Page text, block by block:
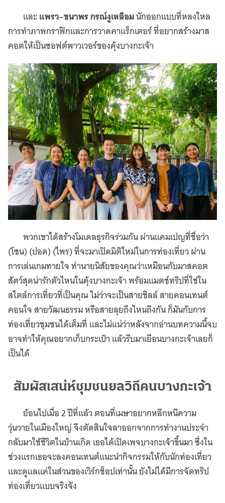
และแพรว–ชนาพร กรณ์งูเหลือมนักออกแบบที่หลงใหล
การทำภาพกราฟิกและการวาดคาแร็กเตอร์ ที่อยากสร้างมาส
คอตให้เป็นซอฟต์พาวเวอร์ของคุ้งบางกะเจ้า
พวกเขาได้สร้างโมเดลธุรกิจร่วมกัน ผ่านแคมเปญที่ชื่อว่า
(โซน) (ปอด) (ไพร) ที่จะมาเปิดมิติใหม่ในการท่องเที่ยว ผ่าน
การเล่นเกมทายใจ ทำนายนิสัยของคุณว่าเหมือนกับมาสคอต
สัตว์สุดน่ารักตัวไหนในคุ้งบางกะเจ้า พร้อมแมตช์ทริปที่ใช่ใน
สไตล์การเที่ยวที่เป็นคุณ ไม่ว่าจะเป็นสายชิลล์ สายคอนเทนต์
คอนใจ สายวัฒนธรรม หรือสายลุยถึงไหนถึงกัน ก็มันกับการ
ท่องเที่ยวชุมชนได้เต็มที่ และไม่แน่ว่าหลังจากอ่านบทความนี้จบ
อาจทำให้คุณอยากเก็บกระเป๋า แล้วรีบมาเยือนบางกะเจ้าเลยก็
เป็นได้
สัมผัสเสน่ห์ชุมชนยลวิถีคนบางกะเจ้า
ย้อนไปเมื่อ 2 ปีที่แล้ว ตอนที่เมษาอยากหลีกหนีความ
วุ่นวายในเมืองใหญ่ จึงตัดสินใจลาออกจากการทำงานประจำ
กลับมาใช้ชีวิตในบ้านเกิด เธอได้เปิดเพจบางกะเจ้าขึ้นมา ซึ่งใน
ช่วงแรกเธอจะลงคอนเทนต์แนะนำกิจกรรมให้กับนักท่องเที่ยว
และดูแลแค่ในส่วนของเวิร์กช็อปเท่านั้น ยังไม่ได้มีการจัดทริป
ท่องเที่ยวแบบจริงจัง